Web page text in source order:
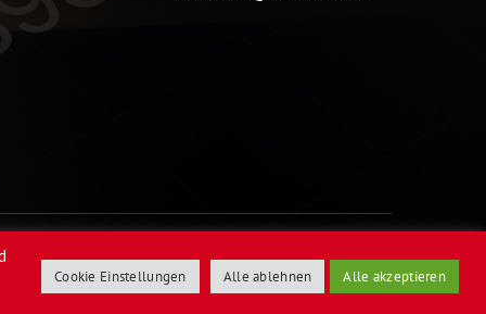
Cookie Einstellungen Alle ablehnen Alle akzeptieren